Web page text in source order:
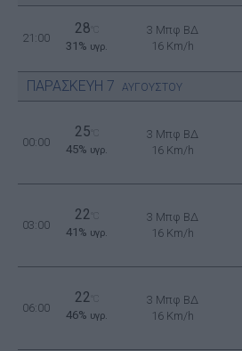
21:00
28
31% υγρ.
3 Μπφ ΒΔ
16 Km/h
ΠΑΡΑΣΚΕΥΗ 7 ΑΥΓΟΥΣΤΟΥ
00:00
25
45% υγρ.
3 Μπφ ΒΔ
16 Km/h
03:00
22
41% υγρ.
3 Μπφ ΒΔ
16 Km/h
06:00
22
46% υγρ.
3 Μπφ ΒΔ
16 Km/h